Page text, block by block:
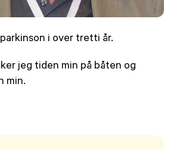
i over tretti år.
jeg tiden min på båten og
min.